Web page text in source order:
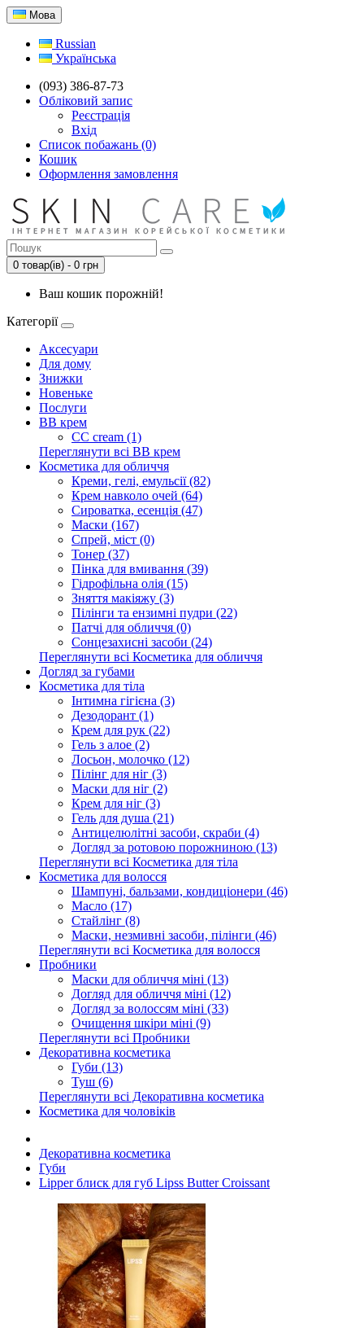
Мова
Russian
Українська
(093) 386-87-73
Обліковий запис
Реєстрація
Вхід
Список побажань (0)
Кошик
Оформлення замовлення
0 товар(ів) - 0 грн
Ваш кошик порожній!
Категорії
Аксесуари
Для дому
Знижки
Новеньке
Послуги
BB крем
CC cream (1)
Переглянути всі BB крем
Косметика для обличчя
Креми, гелі, емульсії (82)
Крем навколо очей (64)
Сироватка, есенція (47)
Маски (167)
Спрей, міст (0)
Тонер (37)
Пінка для вмивання (39)
Гідрофільна олія (15)
Зняття макіяжу (3)
Пілінги та ензимні пудри (22)
Патчі для обличчя (0)
Сонцезахисні засоби (24)
Переглянути всі Косметика для обличчя
Догляд за губами
Косметика для тіла
Інтимна гігієна (3)
Дезодорант (1)
Крем для рук (22)
Гель з алое (2)
Лосьон, молочко (12)
Пілінг для ніг (3)
Маски для ніг (2)
Крем для ніг (3)
Гель для душа (21)
Антицелюлітні засоби, скраби (4)
Догляд за ротовою порожниною (13)
Переглянути всі Косметика для тіла
Косметика для волосся
Шампуні, бальзами, кондиціонери (46)
Масло (17)
Стайлінг (8)
Маски, незмивні засоби, пілінги (46)
Переглянути всі Косметика для волосся
Пробники
Маски для обличчя міні (13)
Догляд для обличчя міні (12)
Догляд за волоссям міні (33)
Очищення шкіри міні (9)
Переглянути всі Пробники
Декоративна косметика
Губи (13)
Туш (6)
Переглянути всі Декоративна косметика
Косметика для чоловіків
Декоративна косметика
Губи
Lipper блиск для губ Lipss Butter Croissant